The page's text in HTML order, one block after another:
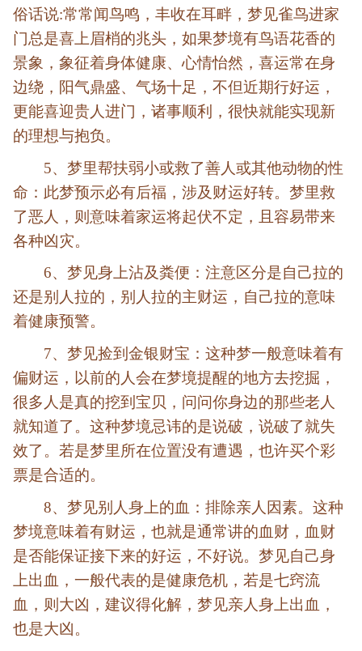
俗话说:常常闻鸟鸣，丰收在耳畔，梦见雀鸟进家
门总是喜上眉梢的兆头，如果梦境有鸟语花香的
景象，象征着身体健康、心情怡然，喜运常在身
边绕，阳气鼎盛、气场十足，不但近期行好运，
更能喜迎贵人进门，诸事顺利，很快就能实现新
的理想与抱负。
5、梦里帮扶弱小或救了善人或其他动物的性
命：此梦预示必有后福，涉及财运好转。梦里救
了恶人，则意味着家运将起伏不定，且容易带来
各种凶灾。
6、梦见身上沾及粪便：注意区分是自己拉的
还是别人拉的，别人拉的主财运，自己拉的意味
着健康预警。
7、梦见捡到金银财宝：这种梦一般意味着有
偏财运，以前的人会在梦境提醒的地方去挖掘，
很多人是真的挖到宝贝，问问你身边的那些老人
就知道了。这种梦境忌讳的是说破，说破了就失
效了。若是梦里所在位置没有遭遇，也许买个彩
票是合适的。
8、梦见别人身上的血：排除亲人因素。这种
梦境意味着有财运，也就是通常讲的血财，血财
是否能保证接下来的好运，不好说。梦见自己身
上出血，一般代表的是健康危机，若是七窍流
血，则大凶，建议得化解，梦见亲人身上出血，
也是大凶。